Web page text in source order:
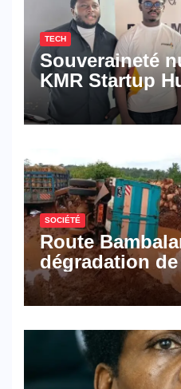
TECH
Souveraineté
KMR Startup
Pyramid
Mail, deux
Cameroon
SOCIÉTÉ
Route
dégradation
les activités